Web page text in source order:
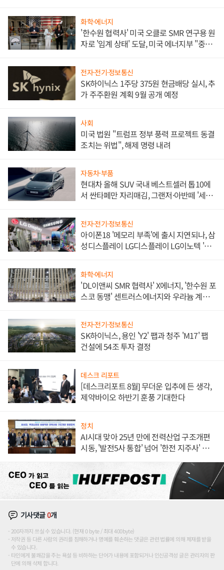
화학·에너지
'한수원 협력사' 미국 오클로 SMR 연구용 원
자로 '임계 상태' 도달, 미국 에너지부 "중요
전자·전기·정보통신
SK하이닉스 1주당 375원 현금배당 실시, 추
가 주주환원 계획 9월 공개 예정
사회
미국 법원 "트럼프 정부 풍력 프로젝트 동결
조치는 위법", 해제 명령 내려
자동차·부품
현대차 올해 SUV 국내 베스트셀러 톱10에
서 싼타페만 자리매김, 그랜저·아반떼 '세단
전자·전기·정보통신
아이폰18 '메모리 부족'에 출시 지연되나, 삼
성디스플레이 LG디스플레이 LG이노텍 '탈
화학·에너지
'DL이앤씨 SMR 협력사' X에너지, '한수원 포
스코 동맹' 센트러스에너지와 우라늄 계약
전자·전기·정보통신
SK하이닉스, 용인 'Y2' 팹과 청주 'M17' 팹
건설에 54조 투자 결정
데스크 리포트
[데스크리포트 8월] 무더운 입추에 든 생각,
제약바이오 하반기 훈풍 기대한다
정치
AI시대 맞아 25년 만에 전력산업 구조개편
시동, '발전5사 통합' 넘어 '한전 지주사' 재편
기사댓글0개
200자까지 쓰실 수 있습니다. (현재 0 byte / 최대 400byte)
저작권 등 다른 사람의 권리를 침해하거나 명예를 훼손하는 댓글은 관련 법률에 의해 제재를 받을
수 있습니다.
타인에게 불쾌감을 주는 욕설 등 비하하는 단어가 내용에 포함되거나 인신공격성 글은 관리자의 판
단에 의해 삭제 합니다.